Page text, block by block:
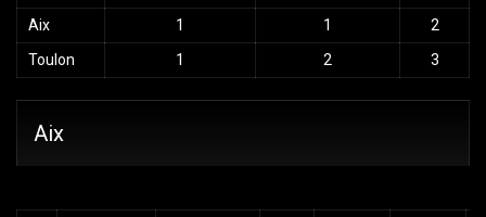
Aix
1 1
2
Toulon
1 2 3
Aix